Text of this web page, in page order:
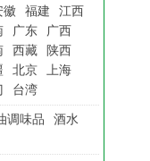
徽 福建
江西
广东
广西
西藏
陕西
北京
上海
台湾
调味品
酒水